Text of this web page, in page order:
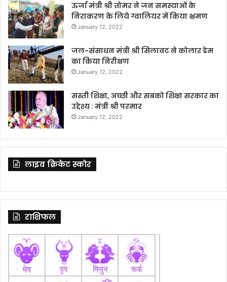
ऊर्जा मंत्री श्री तोमर ने जन समस्याओं के
निराकरण के लिये ग्वालियर में किया भ्रमण
January 12, 2022
जल-संसाधन मंत्री श्री सिलावट ने कोलार डेम
का किया निरीक्षण
January 12, 2022
सस्ती शिक्षा, अच्छी और सबको शिक्षा सरकार का
उद्देश्य : मंत्री श्री परमार
January 12, 2022
लाइव क्रिकेट स्कोर
राशिफल